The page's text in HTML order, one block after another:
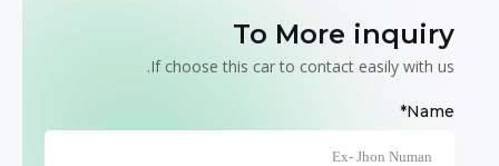
To More inquiry
If choose this car to contact easily with us.
Name*